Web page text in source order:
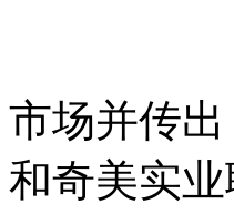
市场并传
和奇美实